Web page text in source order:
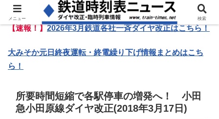
【速報！】2026年3月鉄道各社一斉ダイヤ改正はこちら！
大みそか元日終夜運転・終電繰り下げ情報まとめはこち
ら！
所要時間短縮で各駅停車の増発へ！ 小田
急小田原線ダイヤ改正(2018年3月17日)
メニュー 検索